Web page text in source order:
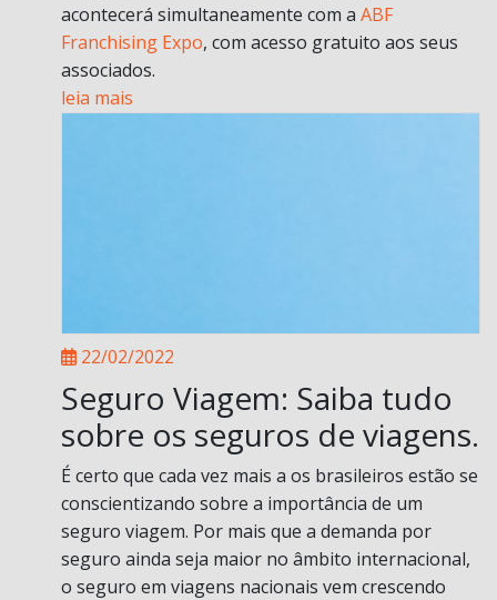
acontecerá simultaneamente com a ABF
Franchising Expo, com acesso gratuito aos seus
associados.
leia mais
22/02/2022
Seguro Viagem: Saiba tudo
sobre os seguros de viagens.
É certo que cada vez mais a os brasileiros estão se
conscientizando sobre a importância de um
seguro viagem. Por mais que a demanda por
seguro ainda seja maior no âmbito internacional,
o seguro em viagens nacionais vem crescendo